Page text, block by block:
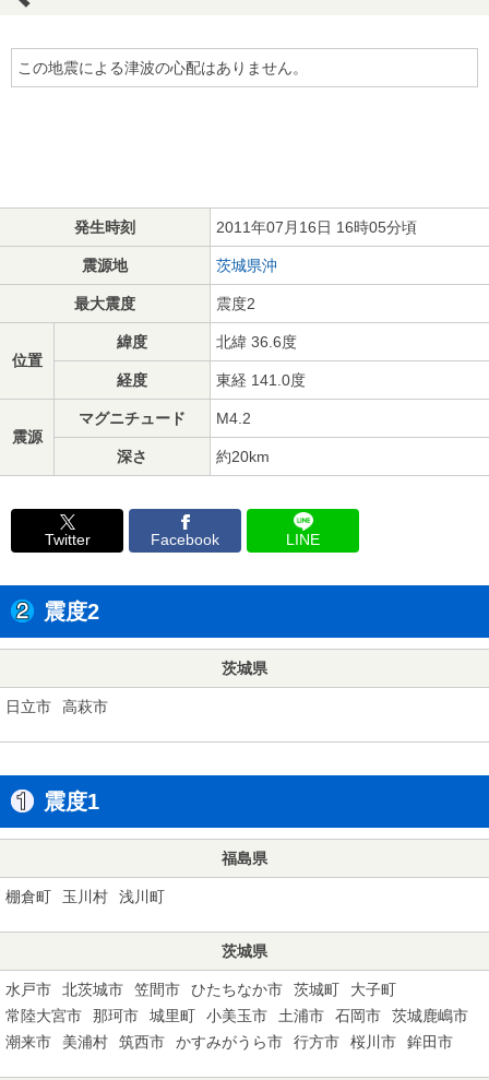
この地震による津波の心配はありません。
発生時刻 2011年07月16日 16時05分頃
震源地 茨城県沖
最大震度 震度2
位置
緯度 北緯 36.6度
経度 東経 141.0度
震源
マグニチュード M4.2
深さ 約20km
Twitter Facebook LINE
震度2
茨城県
日立市 高萩市
震度1
福島県
棚倉町 玉川村 浅川町
茨城県
水戸市 北茨城市 笠間市 ひたちなか市 茨城町
大子町
常陸大宮市
那珂市 城里町 小美玉市 土浦市 石岡市
茨城鹿嶋市
潮来市
美浦村 筑西市 かすみがうら市 行方市 桜川市 鉾田市